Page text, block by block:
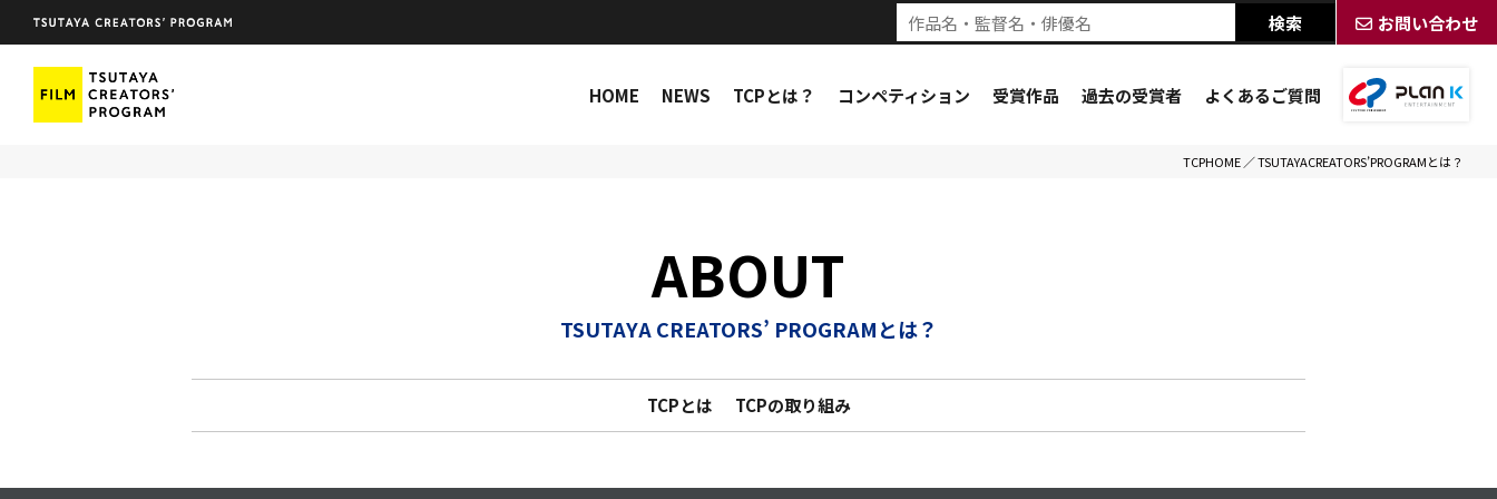
お問い合わせ
HOME NEWS TCPとは？ コンペティション 受賞作品 過去の受賞者 よくあるご質問
TCPHOME ／TSUTAYACREATORS’PROGRAMとは？
ABOUT
TSUTAYA CREATORS’ PROGRAMとは？
TCPとは TCPの取り組み